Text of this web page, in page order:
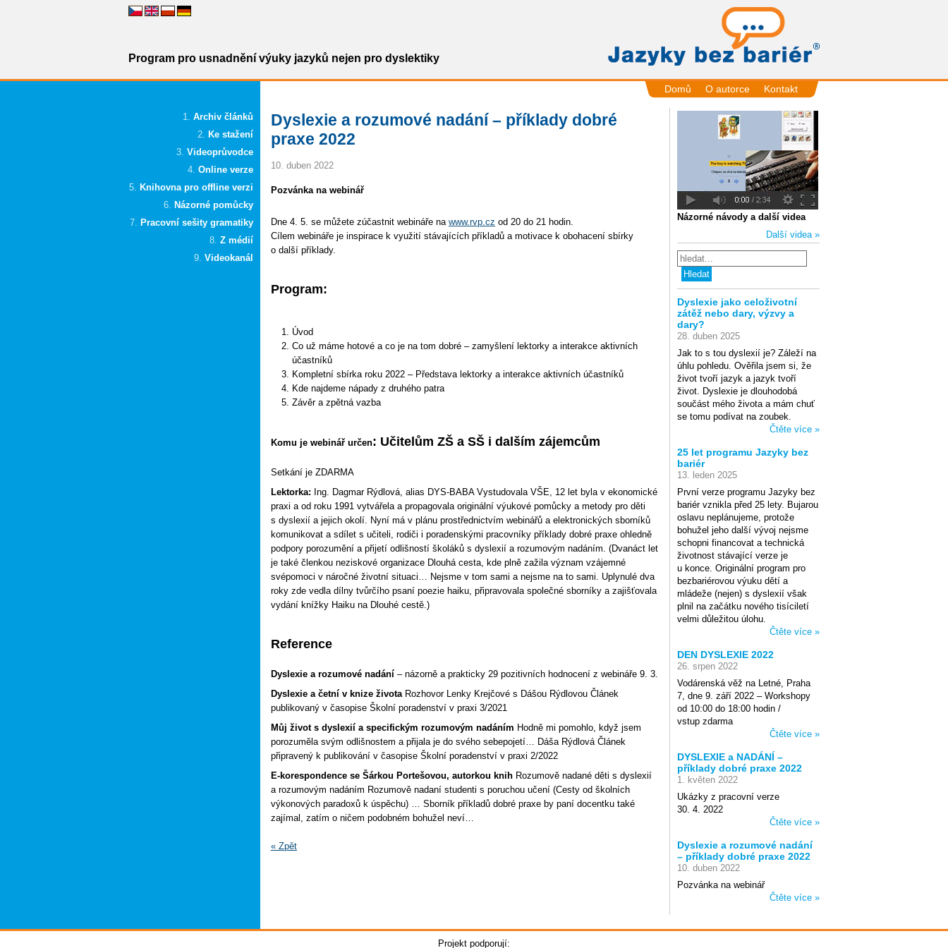
Program pro usnadnění výuky jazyků nejen pro dyslektiky
Domů O autorce Kontakt
Archiv článků
Ke stažení
Videoprůvodce
Online verze
Knihovna pro offline verzi
Názorné pomůcky
Pracovní sešity gramatiky
Z médií
Videokanál
Dyslexie a rozumové nadání – příklady dobré
praxe 2022
10. duben 2022
Pozvánka na webinář
Dne 4. 5. se můžete zúčastnit webináře na www.rvp.cz od 20 do 21 hodin.
Cílem webináře je inspirace k využití stávajících příkladů a motivace k obohacení sbírky
o další příklady.
Program:
Úvod
Co už máme hotové a co je na tom dobré – zamyšlení lektorky a interakce aktivních
účastníků
Kompletní sbírka roku 2022 – Představa lektorky a interakce aktivních účastníků
Kde najdeme nápady z druhého patra
Závěr a zpětná vazba
Komu je webinář určen: Učitelům ZŠ a SŠ i dalším zájemcům
Setkání je ZDARMA
Lektorka: Ing. Dagmar Rýdlová, alias DYS-BABA Vystudovala VŠE, 12 let byla v ekonomické
praxi a od roku 1991 vytvářela a propagovala originální výukové pomůcky a metody pro děti
s dyslexií a jejich okolí. Nyní má v plánu prostřednictvím webinářů a elektronických sborníků
komunikovat a sdílet s učiteli, rodiči i poradenskými pracovníky příklady dobré praxe ohledně
podpory porozumění a přijetí odlišností školáků s dyslexií a rozumovým nadáním. (Dvanáct let
je také členkou neziskové organizace Dlouhá cesta, kde plně zažila význam vzájemné
svépomoci v náročné životní situaci… Nejsme v tom sami a nejsme na to sami. Uplynulé dva
roky zde vedla dílny tvůrčího psaní poezie haiku, připravovala společné sborníky a zajišťovala
vydání knížky Haiku na Dlouhé cestě.)
Reference
Dyslexie a rozumové nadání – názorně a prakticky 29 pozitivních hodnocení z webináře 9. 3.
Dyslexie a četní v knize životaRozhovor Lenky Krejčové s Dášou Rýdlovou Článek
publikovaný v časopise Školní poradenství v praxi 3/2021
Můj život s dyslexií a specifickým rozumovým nadáním Hodně mi pomohlo, když jsem
porozuměla svým odlišnostem a přijala je do svého sebepojetí… Dáša Rýdlová Článek
připravený k publikování v časopise Školní poradenství v praxi 2/2022
E-korespondence se Šárkou Portešovou, autorkou knih Rozumově nadané děti s dyslexií
a rozumovým nadáním Rozumově nadaní studenti s poruchou učení (Cesty od školních
výkonových paradoxů k úspěchu) … Sborník příkladů dobré praxe by paní docentku také
zajímal, zatím o ničem podobném bohužel neví…
« Zpět
Názorné návody a další videa
Další videa »
Dyslexie jako celoživotní
zátěž nebo dary, výzvy a
dary?
28. duben 2025
Jak to s tou dyslexií je? Záleží na
úhlu pohledu. Ověřila jsem si, že
život tvoří jazyk a jazyk tvoří
život. Dyslexie je dlouhodobá
součást mého života a mám chuť
se tomu podívat na zoubek.
Čtěte více »
25 let programu Jazyky bez
bariér
13. leden 2025
První verze programu Jazyky bez
bariér vznikla před 25 lety. Bujarou
oslavu neplánujeme, protože
bohužel jeho další vývoj nejsme
schopni financovat a technická
životnost stávající verze je
u konce. Originální program pro
bezbariérovou výuku dětí a
mládeže (nejen) s dyslexií však
plnil na začátku nového tisíciletí
velmi důležitou úlohu.
Čtěte více »
DEN DYSLEXIE 2022
26. srpen 2022
Vodárenská věž na Letné, Praha
7, dne 9. září 2022 – Workshopy
od 10:00 do 18:00 hodin /
vstup zdarma
Čtěte více »
DYSLEXIE a NADÁNÍ –
příklady dobré praxe 2022
1. květen 2022
Ukázky z pracovní verze
30. 4. 2022
Čtěte více »
Dyslexie a rozumové nadání
– příklady dobré praxe 2022
10. duben 2022
Pozvánka na webinář
Čtěte více »
Projekt podporují: